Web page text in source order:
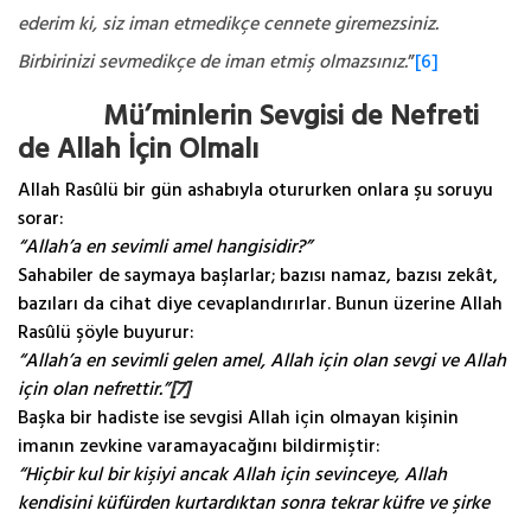
ederim ki, siz iman etmedikçe cennete giremezsiniz.
Birbirinizi sevmedikçe de iman etmiş olmazsınız.”[6]
Mü’minlerin Sevgisi de Nefreti
de Allah İçin Olmalı
Allah Rasûlü bir gün ashabıyla otururken onlara şu soruyu
sorar:
“Allah’a en sevimli amel hangisidir?”
Sahabiler de saymaya başlarlar; bazısı namaz, bazısı zekât,
bazıları da cihat diye cevaplandırırlar. Bunun üzerine Allah
Rasûlü şöyle buyurur:
“Allah’a en sevimli gelen amel, Allah için olan sevgi ve Allah
için olan nefrettir.”[7]
Başka bir hadiste ise sevgisi Allah için olmayan kişinin
imanın zevkine varamayacağını bildirmiştir:
“Hiçbir kul bir kişiyi ancak Allah için sevinceye, Allah
kendisini küfürden kurtardıktan sonra tekrar küfre ve şirke